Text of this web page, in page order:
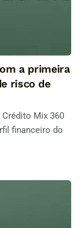
a primeira
risco de
Mix 360
financeiro do